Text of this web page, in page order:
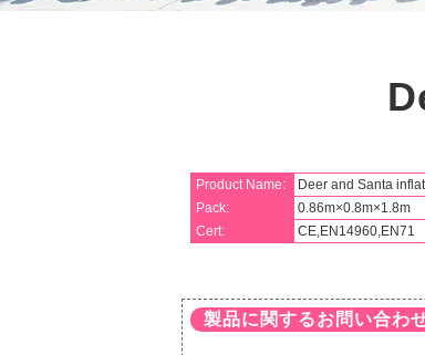
Product Name: Deer and Santa
Pack:
0.86m×0.8m×1.8m
Cert:
CE,EN14960,EN71
製品に関するお問い合わ